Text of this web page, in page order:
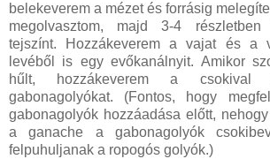
belekeverem a mézet és forrásig
megolvasztom, majd 3-4 részletben
tejszínt. Hozzákeverem a vajat és a
levéből is egy evőkanálnyit. Amikor
hűlt, hozzákeverem a csokival
gabonagolyókat. (Fontos, hogy
gabonagolyók hozzáadása előtt,
a ganache a gabonagolyók
felpuhuljanak a ropogós golyók.)